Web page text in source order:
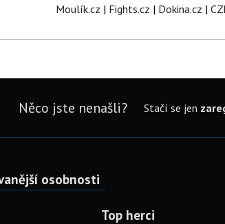
Moulík.cz | Fights.cz | Dokina.cz |
Něco jste nenašli? Stačí se jen
osobnosti
Top herci